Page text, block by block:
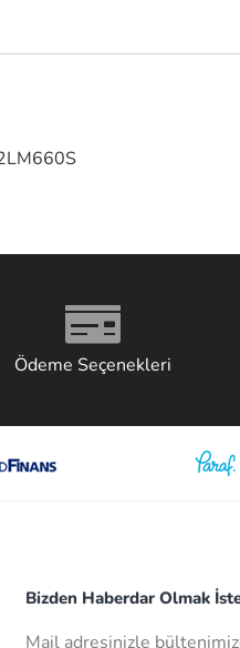
Ödeme Seçenekleri
Bizden Haberdar Olmak
Mail adresinizle